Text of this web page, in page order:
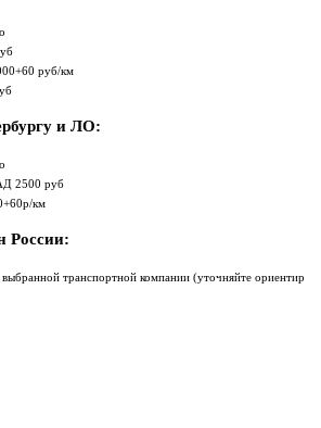
руб/км
и ЛО:
2500 руб
км
России:
выбранной транспортной компании (уточняйте ориентир